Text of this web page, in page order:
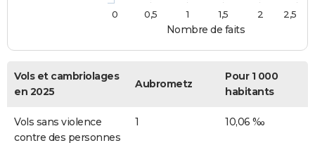
Nombre de faits
0
0,5 1 1,5 2 2,5
Vols et cambriolages
en 2025
Aubrometz
Pour 1 000
habitants
Vols sans violence
contre des personnes
1 10,06 ‰